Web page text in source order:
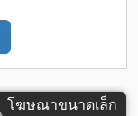
โฆษณาขนาดเล็ก